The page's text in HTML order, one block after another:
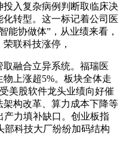
投入复杂病例判断取临床决
转型。这一标记着公司医
能协做体”，从业绩来看，
联科技涨停，
融合立异系统。福瑞医
上涨超5%。板块全体走
美股软件龙头业绩向好催
构改革、算力成本下降等
力填补缺口。创业板指
部科技大厂纷纷加码结构